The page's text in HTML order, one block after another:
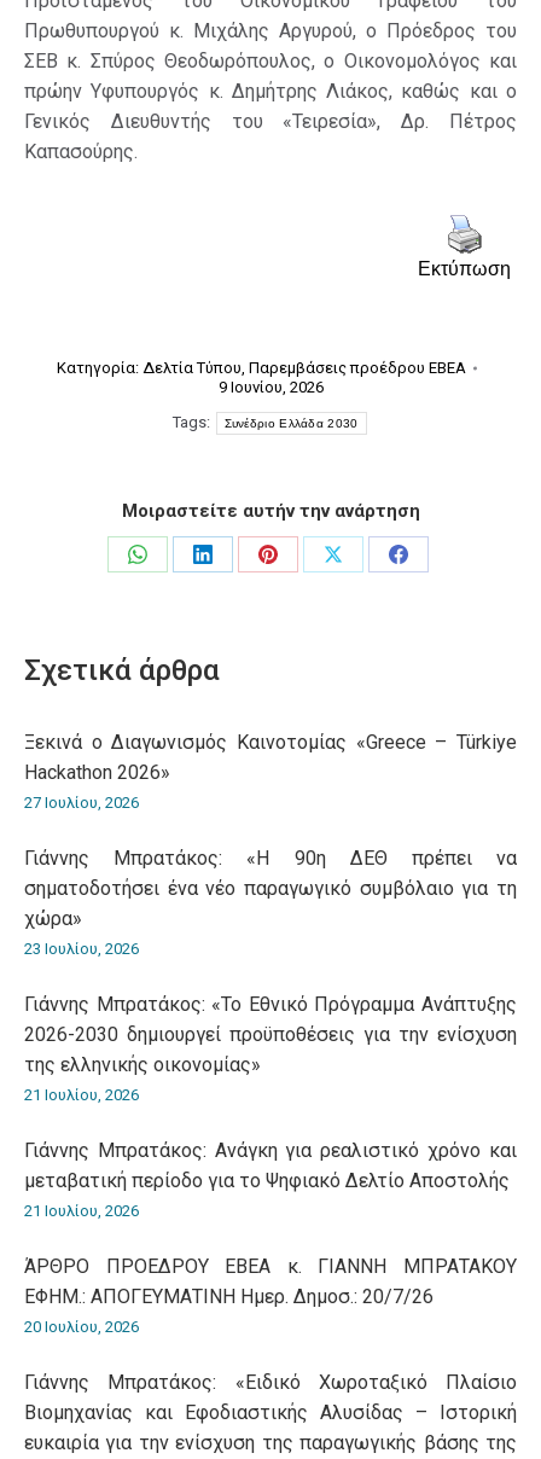
Πρωθυπουργού κ. Μιχάλης Αργυρού, ο Πρόεδρος του
ΣΕΒ κ. Σπύρος Θεοδωρόπουλος, ο Οικονομολόγος και
πρώην Υφυπουργός κ. Δημήτρης Λιάκος, καθώς και ο
Γενικός Διευθυντής του «Τειρεσία», Δρ. Πέτρος
Καπασούρης.
Εκτύπωση
Κατηγορία: Δελτία Τύπου Παρεμβάσεις προέδρου ΕΒΕΑ
9 Ιουνίου, 2026
Tags:
Συνέδριο Ελλάδα 2030
Μοιραστείτε αυτήν την ανάρτηση
Share
Share
Share
Share
Share
Σχετικά άρθρα
Ξεκινά ο Διαγωνισμός Καινοτομίας «Greece – Türkiye
Hackathon 2026»
27 Ιουλίου, 2026
Γιάννης Μπρατάκος: «Η 90η ΔΕΘ πρέπει να
σηματοδοτήσει ένα νέο παραγωγικό συμβόλαιο για τη
χώρα»
23 Ιουλίου, 2026
Γιάννης Μπρατάκος: «Το Εθνικό Πρόγραμμα Ανάπτυξης
2026-2030 δημιουργεί προϋποθέσεις για την ενίσχυση
της ελληνικής οικονομίας»
21 Ιουλίου, 2026
Γιάννης Μπρατάκος: Ανάγκη για ρεαλιστικό χρόνο και
μεταβατική περίοδο για το Ψηφιακό Δελτίο Αποστολής
21 Ιουλίου, 2026
ΆΡΘΡΟ ΠΡΟΕΔΡΟΥ ΕΒΕΑ κ. ΓΙΑΝΝΗ ΜΠΡΑΤΑΚΟΥ
ΕΦΗΜ.: ΑΠΟΓΕΥΜΑΤΙΝΗ Ημερ. Δημοσ.: 20/7/26
20 Ιουλίου, 2026
Γιάννης Μπρατάκος: «Ειδικό Χωροταξικό Πλαίσιο
Βιομηχανίας και Εφοδιαστικής Αλυσίδας – Ιστορική
ευκαιρία για την ενίσχυση της παραγωγικής βάσης της